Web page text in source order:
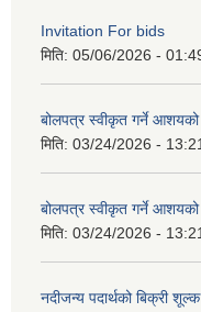
Invitation For bids
मिति: 05/06/2026 -
बोलपत्र स्वीकृत गर्ने
मिति: 03/24/2026 -
बोलपत्र स्वीकृत गर्ने
मिति: 03/24/2026 -
नदीजन्य पदार्थको बिक्री